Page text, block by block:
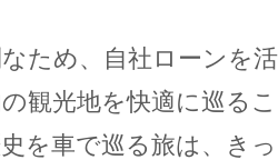
ため、自社ローンを
観光地を快適に巡る
を車で巡る旅は、き